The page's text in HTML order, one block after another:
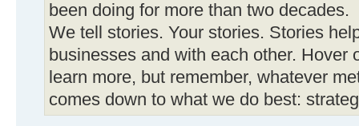
been doing for more than two decades.
We tell stories. Your stories. Stories
businesses and with each other. Hover
learn more, but remember, whatever
comes down to what we do best: